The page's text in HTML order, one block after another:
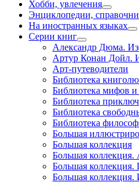
Хобби, увлечения
Энциклопедии,
На иностранных языках
Серии книг
Александр Дюма.
Артур Конан Дойл.
Арт-путеводители
Библиотека
Библиотека мифов и
Библиотека
Библиотека
Библиотека
Большая
Большая коллекция
Большая коллекция.
Большая коллекция.
Большая коллекция.